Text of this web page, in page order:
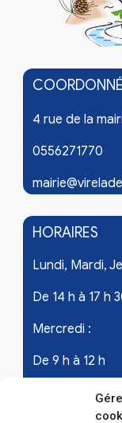
4 rue de la
0556271770
HORAIRES
Lundi, Mardi,
De 14 h à 17 h
Mercredi :
De 9 h à 12 h
Samedi - les